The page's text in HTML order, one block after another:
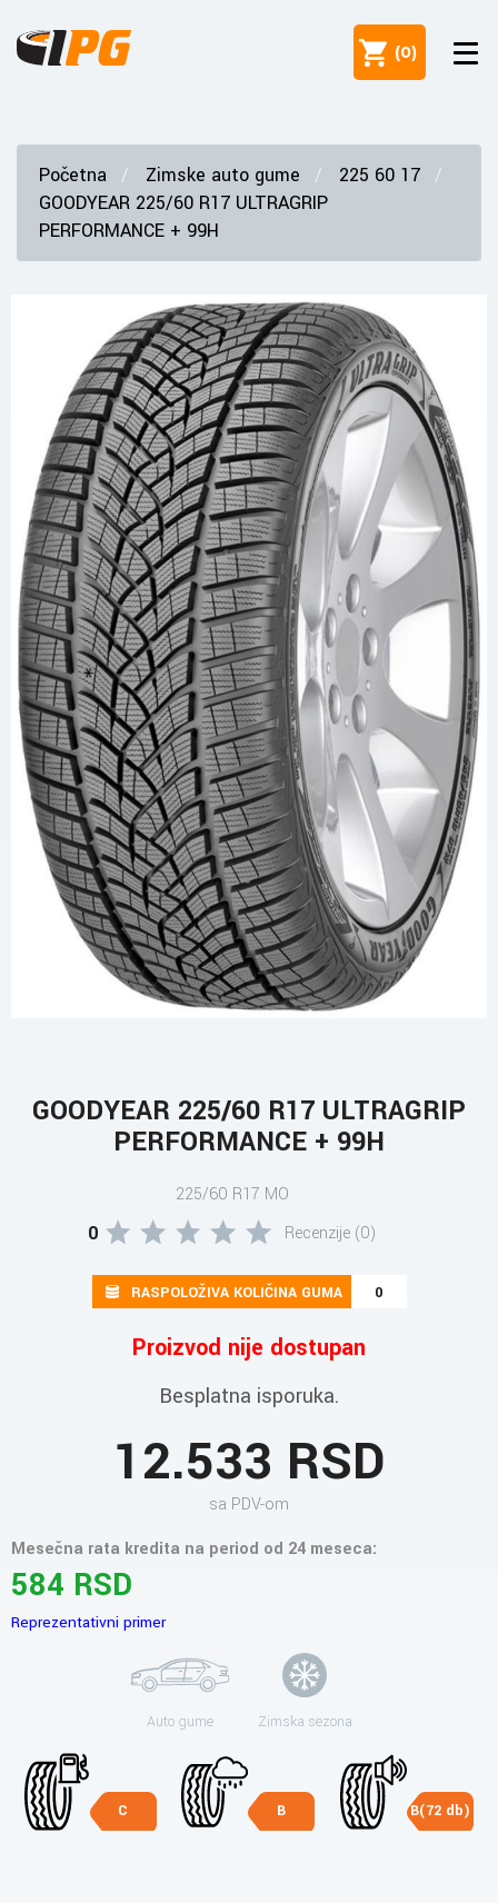
(0)
Početna Zimske auto gume
225 60 17
GOODYEAR 225/60 R17 ULTRAGRIP
PERFORMANCE + 99H
GOODYEAR 225/60 R17 ULTRAGRIP
PERFORMANCE + 99H
225/60 R17 MO
0 Recenzije (0)
RASPOLOŽIVA KOLIČINA GUMA 0
Proizvod nije dostupan
Besplatna isporuka.
12.533 RSD
sa PDV-om
Mesečna rata kredita na period od 24 meseca:
584 RSD
Reprezentativni primer
Auto gume Zimska sezona
C B B(72 db)